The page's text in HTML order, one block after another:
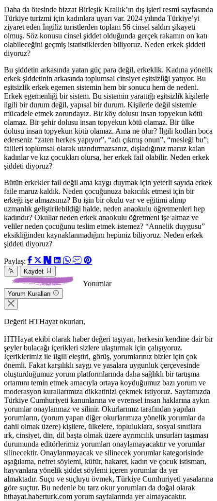
Daha da ötesinde bizzat Birleşik Krallık’ın dış işleri resmi sayfasında
Türkiye turizmi için kadınlara uyarı var. 2024 yılında Türkiye’yi
ziyaret eden İngiliz turistlerden toplam 56 cinsel saldırı şikayeti
olmuş. Söz konusu cinsel şiddet olduğunda gerçek rakamın on katı
olabileceğini geçmiş istatistiklerden biliyoruz. Neden erkek şiddeti
diyoruz?
Bu şiddetin arkasında yatan güç para değil, erkeklik. Kadına yönelik
erkek şiddetinin arkasında toplumsal cinsiyet eşitsizliği yatıyor. Bu
eşitsizlik erkek egemen sistemin hem bir sonucu hem de nedeni.
Erkek egemenliği bir sistem. Bu sistemin yarattığı eşitsizlik kişilerle
ilgili bir durum değil, yapısal bir durum. Kişilerle değil sistemle
mücadele etmek zorundayız. Bir köy dolusu insan topyekun kötü
olamaz. Bir şehir dolusu insan topyekun kötü olamaz. Bir ülke
dolusu insan topyekun kötü olamaz. Ama ne olur? İlgili kodları boca
ederseniz “zaten herkes yapıyor”, “adı çıkmış onun”, “mesleği bu”;
failleri toplumsal olarak utandırmazsanız, dışladığınız maruz kalan
kadınlar ve kız çocukları olursa, her erkek fail olabilir. Neden erkek
şiddeti diyoruz?
Bütün erkekler fail değil ama kaygı duymak için yeterli sayıda erkek
faile maruz kaldık. Neden çocuğunuza bakıcılık etmesi için bir
erkeği işe almazsınız? Bu işin bir okulu var ve eğitimi alınıp
uzmanlık geliştirilebildiği halde, neden anaokulu öğretmenleri hep
kadındır? Okullar neden erkek anaokulu öğretmeni işe almaz ve
veliler neden çocuğunu teslim etmek istemez? “Annelik duygusu”
eksikliğinden kaynaklanmadığını hepimiz biliyoruz. Neden erkek
şiddeti diyoruz?
Paylaş:
Kaydet
Yorumlar
Yorum Kuralları
Değerli HTHayat okurları,
HTHayat ekibi olarak haber değeri taşıyan, herkesin kendine dair bir
şeyler bulacağı içerikleri sizlere ulaştırmak için çalışıyoruz.
İçeriklerimiz ile ilgili eleştiri, görüş, yorumlarınız bizler için çok
önemli. Fakat karşılıklı saygı ve yasalara uygunluk çerçevesinde
oluşturduğumuz yorum platformlarında daha sağlıklı bir tartışma
ortamını temin etmek amacıyla ortaya koyduğumuz bazı yorum ve
moderasyon kurallarımıza dikkatinizi çekmek istiyoruz. Sayfamızda
Türkiye Cumhuriyeti kanunlarına ve evrensel insan haklarına aykırı
yorumlar onaylanmaz ve silinir. Okurlarımız tarafından yapılan
yorumların, (yorum yapan diğer okurlarımıza yönelik yorumlar da
dahil olmak üzere) kişilere, ülkelere, topluluklara, sosyal sınıflara
ırk, cinsiyet, din, dil başta olmak üzere ayrımcılık unsurları taşıması
durumunda editörlerimiz yorumları onaylamayacaktır ve yorumlar
silinecektir. Onaylanmayacak ve silinecek yorumlar kategorisinde
aşağılama, nefret söylemi, küfür, hakaret, kadın ve çocuk istismarı,
hayvanlara yönelik şiddet söylemi içeren yorumlar da yer
almaktadır. Suçu ve suçluyu övmek, Türkiye Cumhuriyeti yasalarına
göre suçtur. Bu nedenle bu tarz okur yorumları da doğal olarak
hthayat.haberturk.com yorum sayfalarında yer almayacaktır.